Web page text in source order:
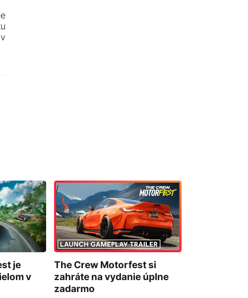
je
v
The Crew Motorfest si
zahráte na vydanie úplne
zadarmo